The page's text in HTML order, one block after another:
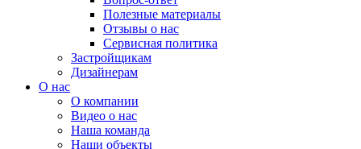
Полезные материалы
Отзывы о нас
Сервисная политика
Застройщикам
Дизайнерам
О нас
О компании
Видео о нас
Наша команда
Наши объекты